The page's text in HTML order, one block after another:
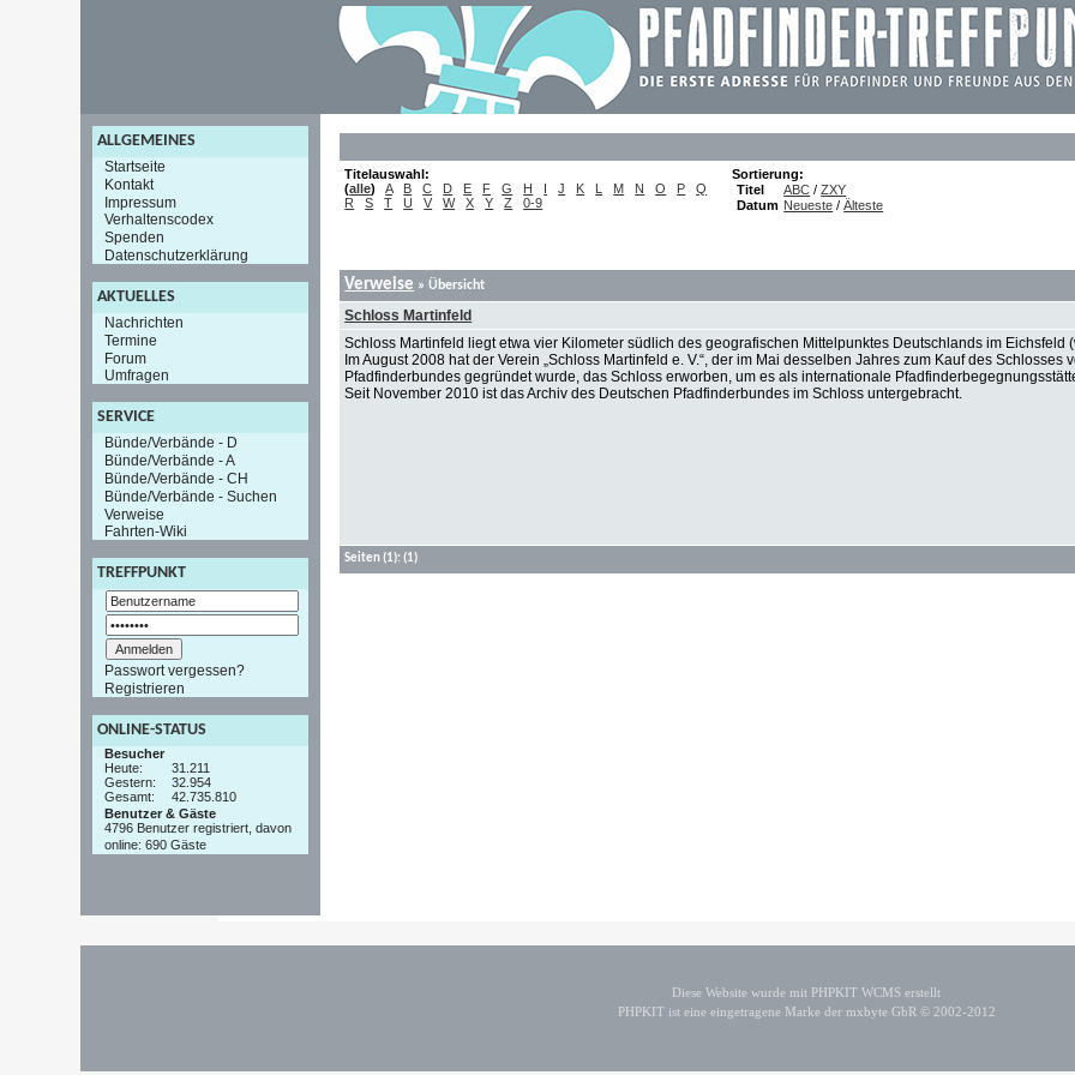
ALLGEMEINES
Startseite
Kontakt
Impressum
Verhaltenscodex
Spenden
Datenschutzerklärung
AKTUELLES
Nachrichten
Termine
Forum
Umfragen
SERVICE
Bünde/Verbände - D
Bünde/Verbände - A
Bünde/Verbände - CH
Bünde/Verbände - Suchen
Verweise
Fahrten-Wiki
TREFFPUNKT
Passwort vergessen?
Registrieren
ONLINE-STATUS
Besucher
Heute:
31.211
Gestern:
32.954
Gesamt:
42.735.810
Benutzer & Gäste
4796 Benutzer registriert, davon
online: 690 Gäste
Titelauswahl:
(alle) A B C D E F G H I J K L M N O P
Q
R
S T U V W X Y Z 0-9
Sortierung:
Titel
ABC /ZXY
Datum Neueste /Älteste
Verweise » Übersicht
Schloss Martinfeld
Schloss Martinfeld liegt etwa vier Kilometer südlich des geografischen Mittelpunktes Deutschlands im Eichsfeld
Im August 2008 hat der Verein „Schloss Martinfeld e. V.“, der im Mai desselben Jahres zum Kauf des
Pfadfinderbundes gegründet wurde, das Schloss erworben, um es als internationale
Seit November 2010 ist das Archiv des Deutschen Pfadfinderbundes im Schloss untergebracht.
Seiten(1):(1)
Diese Website wurde mit PHPKIT WCMS erstellt
PHPKIT ist eine eingetragene Marke der mxbyte GbR © 2002-2012